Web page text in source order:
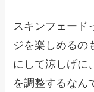
スキンフェード
ジを楽しめるの
にして涼しげに
を調整するなん